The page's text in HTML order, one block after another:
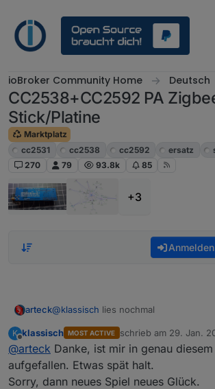
ioBroker Community Home Deutsch
CC2538+CC2592 PA
Stick/Platine
Marktplatz
cc2531
cc2538 cc2592 ersatz
270
79 93.8k 85
+3
arteck@klassisch lies nochmal
du hast da einen fehler in der konfig
K
Offline
klassisch MOST ACTIVE schrieb am 29. Jan.
zuletzt editiert von
@arteck Danke, ist mir in genau
aufgefallen. Etwas spät halt.
Sorry, dann neues Spiel neues Glück.